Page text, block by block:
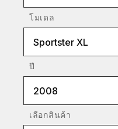
โมเดล
Sportster XL
ปี
2008
เลือกสินค้า